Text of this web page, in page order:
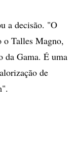
a decisão. "O
o Talles Magno,
da Gama. É uma
de